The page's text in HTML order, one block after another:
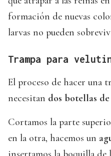
formación de nuevas
larvas no pueden
Trampa para
El proceso de hacer una
necesitan dos botellas
Cortamos la parte
en la otra, hacemos un